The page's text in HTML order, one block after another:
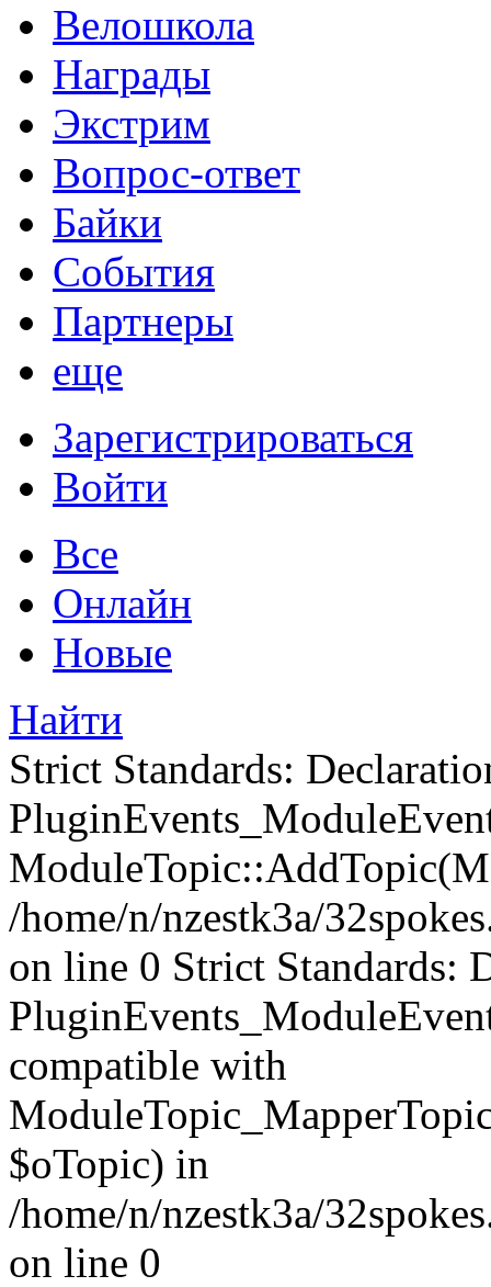
Велошкола
Награды
Экстрим
Вопрос-ответ
Байки
События
Партнеры
еще
Зарегистрироваться
Войти
Все
Онлайн
Новые
Найти
Strict Standards:
/home/n/nzestk3a/
on line 0 Strict Standards:
compatible with
$oTopic) in
/home/n/nzestk3a/
on line 0